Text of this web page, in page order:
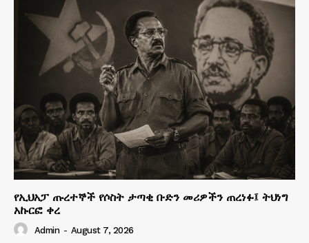
የኢህአፓ ጡረተኞች የሶስት ታጣቂ ቡድን መሪዎችን ጠረነፉ፤ ትህነግ
አኩርፎ ቀረ
Admin - August 7, 2026